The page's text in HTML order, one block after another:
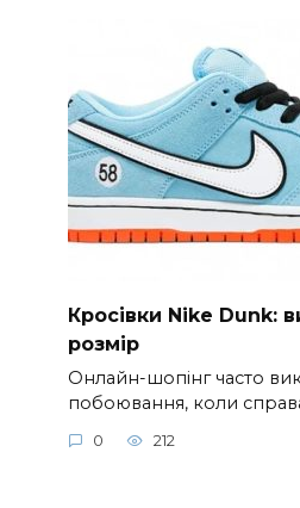
Кросівки Nike Dunk:
розмір
Онлайн-шопінг часто
побоювання, коли
0 212